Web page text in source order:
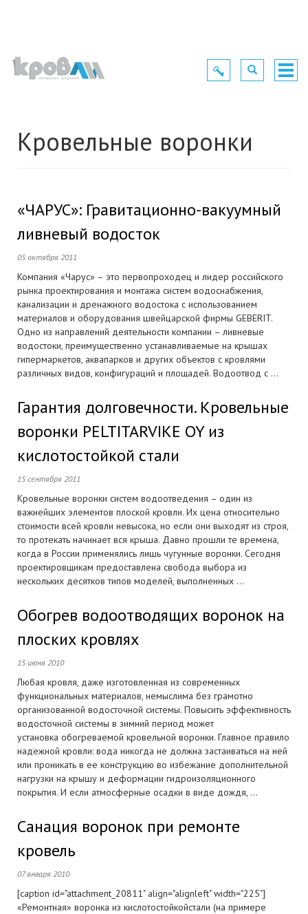
Toggle
navigation
Toggle
navigation
Кровельные воронки
«ЧАРУС»: Гравитационно-вакуумный
ливневый водосток
05 октября 2011
Компания «Чарус» – это первопроходец и лидер российского
рынка проектирования и монтажа систем водоснабжения,
канализации и дренажного водостока с использованием
материалов и оборудования швейцарской фирмы GEBERIT.
Одно из направлений деятельности компании – ливневые
водостоки, преимущественно устанавливаемые на крышах
гипермаркетов, аквапарков и других объектов с кровлями
различных видов, конфигураций и площадей. Водоотвод с ...
Гарантия долговечности. Кровельные
воронки PELTITARVIKE OY из
кислотостойкой стали
15 сентября 2011
Кровельные воронки систем водоотведения – один из
важнейших элементов плоской кровли. Их цена относительно
стоимости всей кровли невысока, но если они выходят из строя,
то протекать начинает вся крыша. Давно прошли те времена,
когда в России применялись лишь чугунные воронки. Сегодня
проектировщикам предоставлена свобода выбора из
нескольких десятков типов моделей, выполненных ...
Обогрев водоотводящих воронок на
плоских кровлях
15 июня 2010
Любая кровля, даже изготовленная из современных
функциональных материалов, немыслима без грамотно
организованной водосточной системы. Повысить эффективность
водосточной системы в зимний период может
установка обогреваемой кровельной воронки. Главное правило
надежной кровли: вода никогда не должна застаиваться на ней
или проникать в ее конструкцию во избежание дополнительной
нагрузки на крышу и деформации гидроизоляционного
покрытия. И если атмосферные осадки в виде дождя, ...
Санация воронок при ремонте
кровель
07 января 2010
[caption id="attachment_20811" align="alignleft" width="225"]
«Ремонтная» воронка из кислотостойкойстали (на примере